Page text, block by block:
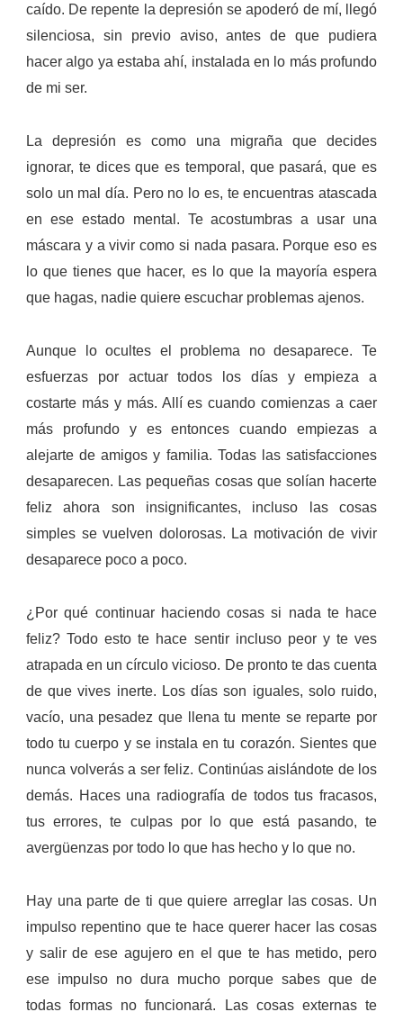
caído. De repente la depresión se apoderó de mí, llegó
silenciosa, sin previo aviso, antes de que pudiera
hacer algo ya estaba ahí, instalada en lo más profundo
de mi ser.
La depresión es como una migraña que decides
ignorar, te dices que es temporal, que pasará, que es
solo un mal día. Pero no lo es, te encuentras atascada
en ese estado mental. Te acostumbras a usar una
máscara y a vivir como si nada pasara. Porque eso es
lo que tienes que hacer, es lo que la mayoría espera
que hagas, nadie quiere escuchar problemas ajenos.
Aunque lo ocultes el problema no desaparece. Te
esfuerzas por actuar todos los días y empieza a
costarte más y más. Allí es cuando comienzas a caer
más profundo y es entonces cuando empiezas a
alejarte de amigos y familia. Todas las satisfacciones
desaparecen. Las pequeñas cosas que solían hacerte
feliz ahora son insignificantes, incluso las cosas
simples se vuelven dolorosas. La motivación de vivir
desaparece poco a poco.
¿Por qué continuar haciendo cosas si nada te hace
feliz? Todo esto te hace sentir incluso peor y te ves
atrapada en un círculo vicioso. De pronto te das cuenta
de que vives inerte. Los días son iguales, solo ruido,
vacío, una pesadez que llena tu mente se reparte por
todo tu cuerpo y se instala en tu corazón. Sientes que
nunca volverás a ser feliz. Continúas aislándote de los
demás. Haces una radiografía de todos tus fracasos,
tus errores, te culpas por lo que está pasando, te
avergüenzas por todo lo que has hecho y lo que no.
Hay una parte de ti que quiere arreglar las cosas. Un
impulso repentino que te hace querer hacer las cosas
y salir de ese agujero en el que te has metido, pero
ese impulso no dura mucho porque sabes que de
todas formas no funcionará.
Las cosas externas te